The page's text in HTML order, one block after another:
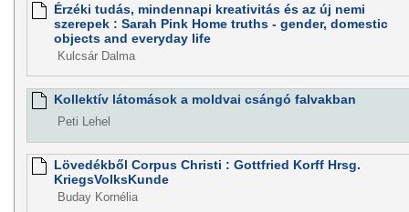
Érzéki tudás, mindennapi kreativitás és az új nemi
szerepek : Sarah Pink Home truths - gender, domestic
objects and everyday life
Kulcsár Dalma
Kollektív látomások a moldvai csángó falvakban
Peti Lehel
Lövedékből Corpus Christi : Gottfried Korff Hrsg.
KriegsVolksKunde
Buday Kornélia